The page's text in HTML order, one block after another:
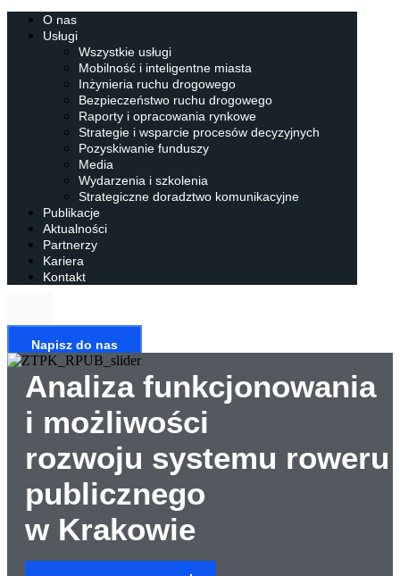
O nas
Usługi
Wszystkie usługi
Mobilność i inteligentne miasta
Inżynieria ruchu drogowego
Bezpieczeństwo ruchu drogowego
Raporty i opracowania rynkowe
Strategie i wsparcie procesów decyzyjnych
Pozyskiwanie funduszy
Media
Wydarzenia i szkolenia
Strategiczne doradztwo komunikacyjne
Publikacje
Aktualności
Partnerzy
Kariera
Kontakt
Napisz do nas
Analiza funkcjonowania
i możliwości
rozwoju systemu roweru
publicznego
w Krakowie